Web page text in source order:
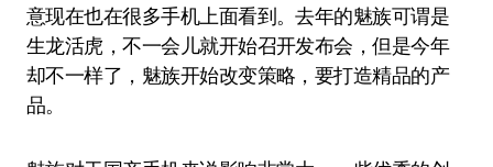
意现在也在很多手机上面看到。去年的魅族可谓是
生龙活虎，不一会儿就开始召开发布会，但是今年
却不一样了，魅族开始改变策略，要打造精品的产
品。